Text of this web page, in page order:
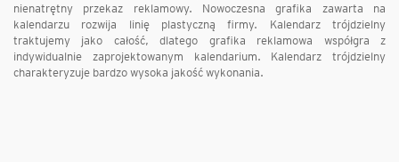
nienatrętny przekaz reklamowy. Nowoczesna grafika zawarta na
kalendarzu rozwija linię plastyczną firmy. Kalendarz trójdzielny
traktujemy jako całość, dlatego grafika reklamowa współgra z
indywidualnie zaprojektowanym kalendarium. Kalendarz trójdzielny
charakteryzuje bardzo wysoka jakość wykonania.